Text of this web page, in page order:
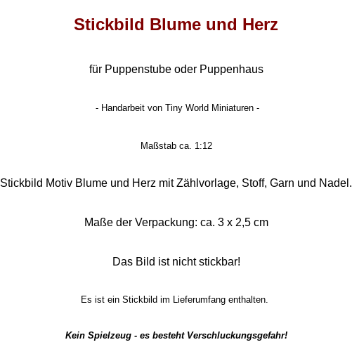
Stickbild Blume und Herz
für Puppenstube oder Puppenhaus
- Handarbeit von Tiny World Miniaturen -
Maßstab ca. 1:12
Stickbild Motiv Blume und Herz mit Zählvorlage, Stoff, Garn und Nadel.
Maße der Verpackung: ca. 3 x 2,5 cm
Das Bild ist nicht stickbar!
Es ist ein Stickbild im Lieferumfang enthalten.
Kein Spielzeug - es besteht Verschluckungsgefahr!